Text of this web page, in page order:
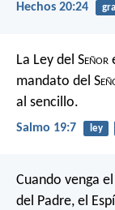
Hechos 20:24
La Ley del Señor
mandato del S
al sencillo.
Salmo 19:7 ley
Cuando venga
del Padre, el